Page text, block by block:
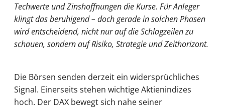
Techwerte und Zinshoffnungen die Kurse. Für Anleger
klingt das beruhigend – doch gerade in solchen Phasen
wird entscheidend, nicht nur auf die Schlagzeilen zu
schauen, sondern auf Risiko, Strategie und Zeithorizont.
Die Börsen senden derzeit ein widersprüchliches
Signal. Einerseits stehen wichtige Aktienindizes
hoch. Der DAX bewegt sich nahe seiner